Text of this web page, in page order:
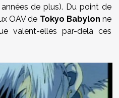
de plus). Du point de
OAV de Tokyo Babylon ne
valent-elles par-delà ces